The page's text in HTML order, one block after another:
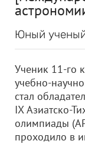
Юный
Ученик 11-го
учебно-
стал
IX Азиатско-
олимпиады
проходило в